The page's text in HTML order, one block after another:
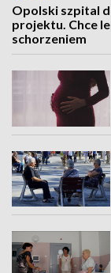
Opolski szpital
projektu. Chce
schorzeniem